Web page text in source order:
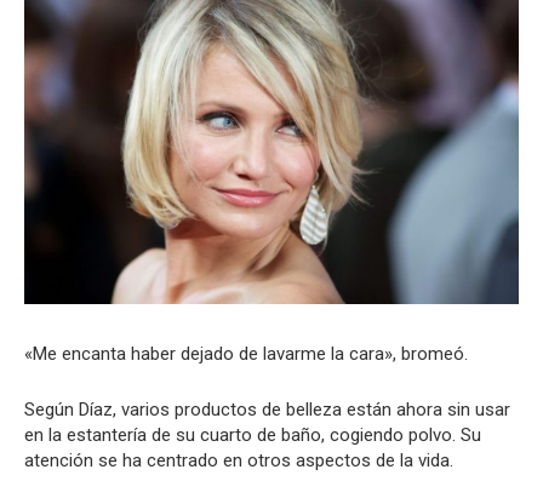
«Me encanta haber dejado de lavarme la cara», bromeó.
Según Díaz, varios productos de belleza están ahora sin usar
en la estantería de su cuarto de baño, cogiendo polvo. Su
atención se ha centrado en otros aspectos de la vida.